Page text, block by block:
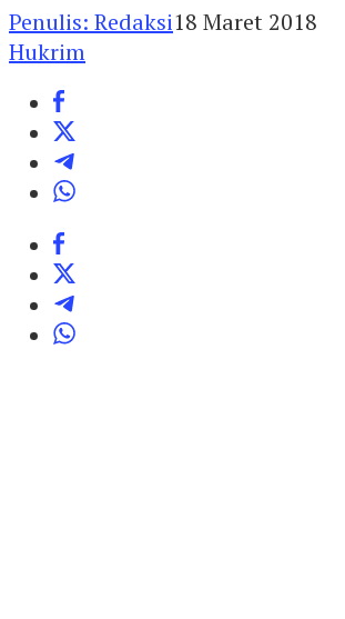
Penulis: Redaksi18 Maret 2018
Hukrim